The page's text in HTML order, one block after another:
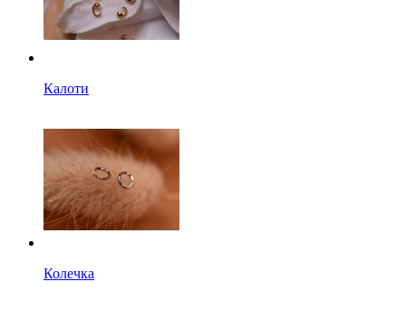
Калоти
Колечка